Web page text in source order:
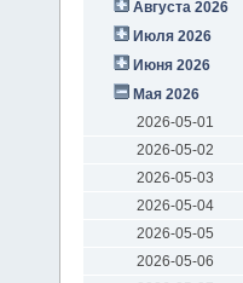
Августа 2026
Июля 2026
Июня 2026
Мая 2026
2026-05-01
2026-05-02
2026-05-03
2026-05-04
2026-05-05
2026-05-06